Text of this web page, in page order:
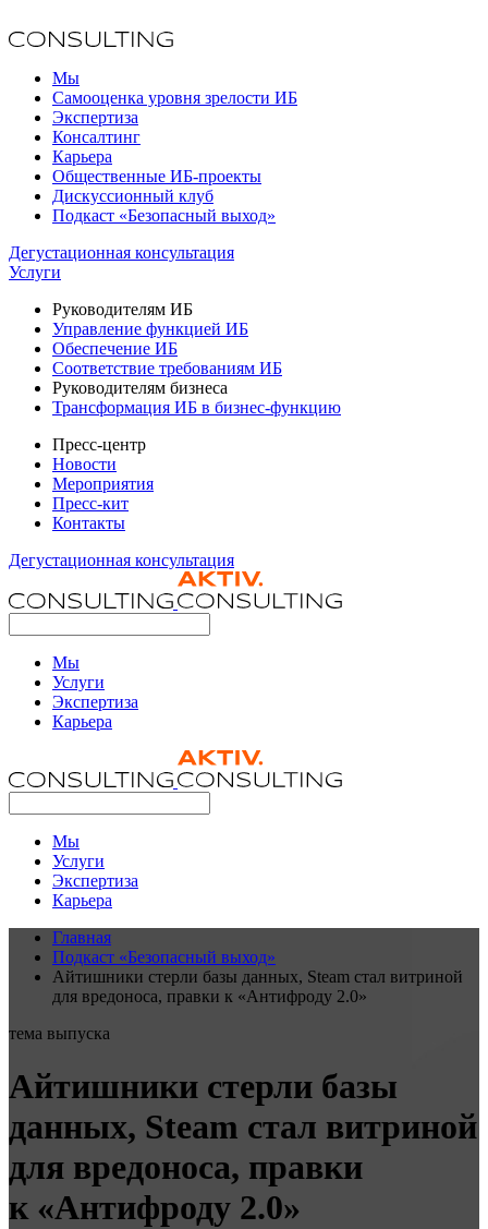
Мы
Самооценка уровня зрелости ИБ
Экспертиза
Консалтинг
Карьера
Общественные ИБ-проекты
Дискуссионный клуб
Подкаст «Безопасный выход»
Дегустационная консультация
Услуги
Руководителям ИБ
Управление функцией ИБ
Обеспечение ИБ
Соответствие требованиям ИБ
Руководителям бизнеса
Трансформация ИБ в бизнес-функцию
Пресс-центр
Новости
Мероприятия
Пресс-кит
Контакты
Дегустационная консультация
Мы
Услуги
Экспертиза
Карьера
Мы
Услуги
Экспертиза
Карьера
Главная
Подкаст «Безопасный выход»
Айтишники стерли базы данных, Steam стал витриной
для вредоноса, правки к «Антифроду 2.0»
тема выпуска
Айтишники стерли базы
данных, Steam стал витриной
для вредоноса, правки
к «Антифроду 2.0»